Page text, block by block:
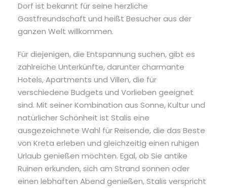
Dorf ist bekannt für seine herzliche
Gastfreundschaft und heißt Besucher aus der
ganzen Welt willkommen.
Für diejenigen, die Entspannung suchen, gibt es
zahlreiche Unterkünfte, darunter charmante
Hotels, Apartments und Villen, die für
verschiedene Budgets und Vorlieben geeignet
sind. Mit seiner Kombination aus Sonne, Kultur und
natürlicher Schönheit ist Stalis eine
ausgezeichnete Wahl für Reisende, die das Beste
von Kreta erleben und gleichzeitig einen ruhigen
Urlaub genießen möchten. Egal, ob Sie antike
Ruinen erkunden, sich am Strand sonnen oder
einen lebhaften Abend genießen, Stalis verspricht